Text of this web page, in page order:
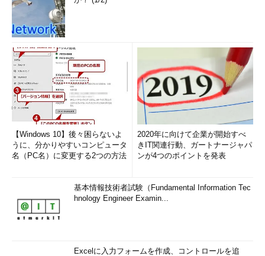
Server Coreのセキュリティ画面メニュー
［Ctrl］＋［Alt］＋［Del］キーを押すと表示されるメニュ
ー。間違ってコマンド・プロンプトを終了させてしまった場
使ってコマンド・プロンプトを再実行させるとよい。
もし間違えてコマンド・プロンプトを（exitコマンドやウィン
にサインアウトされず、（何のメニューもない）単に真っ黒な画
【Windows 10】後々困らないよ
うに、分かりやすいコンピュータ
名（PC名）に変更する2つの方法
2020年に向けて企業が開始すべ
きIT関連行動、ガートナージャパ
ンが4つのポイントを発表
基本情報技術者試験（Fundamental Information Tec
hnology Engineer Examin...
Excelに入力フォームを作成、コントロールを追